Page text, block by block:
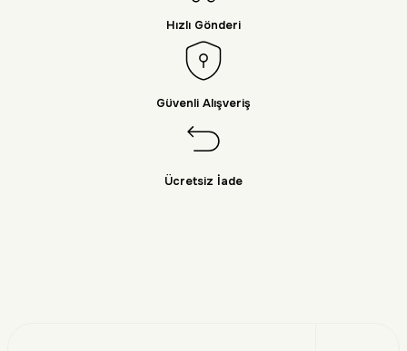
Hızlı Gönderi
Güvenli Alışveriş
Ücretsiz İade